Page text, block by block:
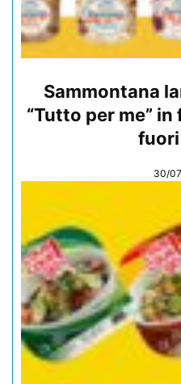
Sammontana
“Tutto per me”
fuori
30/